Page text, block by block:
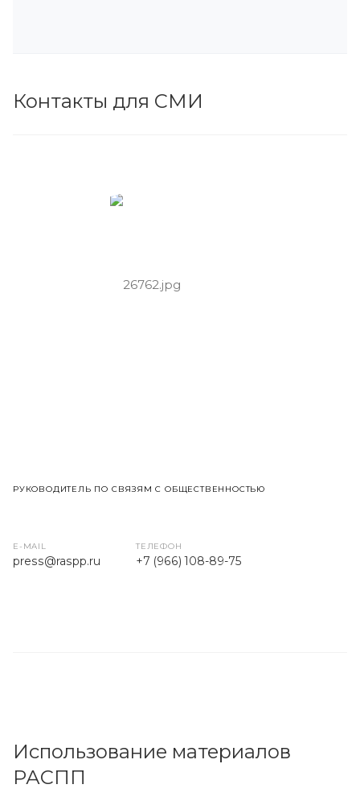
Контакты для СМИ
РУКОВОДИТЕЛЬ ПО СВЯЗЯМ С ОБЩЕСТВЕННОСТЬЮ
E-MAIL
press@raspp.ru
ТЕЛЕФОН
+7 (966) 108-89-75
Использование материалов
РАСПП